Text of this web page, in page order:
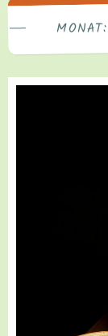
MONAT: